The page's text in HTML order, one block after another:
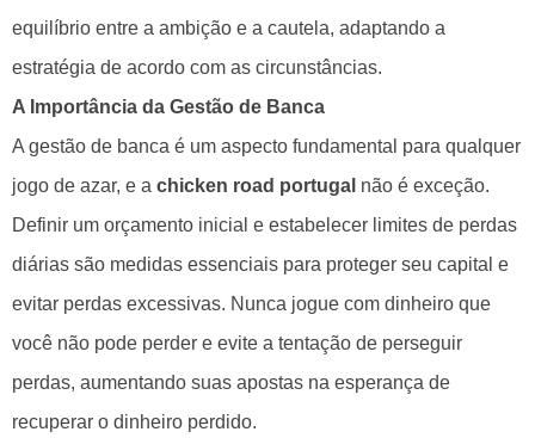
equilíbrio entre a ambição e a cautela, adaptando a
estratégia de acordo com as circunstâncias.
A Importância da Gestão de Banca
A gestão de banca é um aspecto fundamental para qualquer
jogo de azar, e a chicken road portugal não é exceção.
Definir um orçamento inicial e estabelecer limites de perdas
diárias são medidas essenciais para proteger seu capital e
evitar perdas excessivas. Nunca jogue com dinheiro que
você não pode perder e evite a tentação de perseguir
perdas, aumentando suas apostas na esperança de
recuperar o dinheiro perdido.